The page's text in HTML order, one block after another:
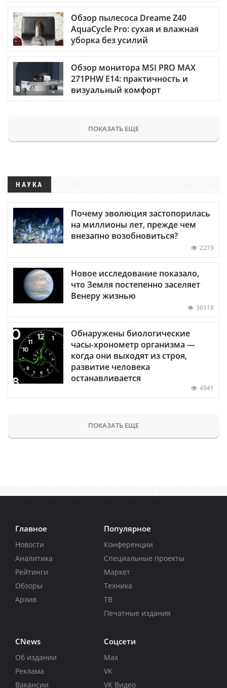
Обзор пылесоса Dreame Z40
AquaCycle Pro: сухая и влажная
уборка без усилий
Обзор монитора MSI PRO MAX
271PHW E14: практичность и
визуальный комфорт
ПОКАЗАТЬ ЕЩЕ
НАУКА
Почему эволюция застопорилась
на миллионы лет, прежде чем
внезапно возобновиться?
2219
Новое исследование показало,
что Земля постепенно заселяет
Венеру жизнью
36118
Обнаружены биологические
часы-хронометр организма —
когда они выходят из строя,
развитие человека
останавливается
4941
ПОКАЗАТЬ ЕЩЕ
Главное
Новости
Аналитика
Рейтинги
Обзоры
Архив
Популярное
Конференции
Специальные проекты
Маркет
Техника
ТВ
Печатные издания
CNews
Об издании
Реклама
Вакансии
Соцсети
Max
VK
VK Видео